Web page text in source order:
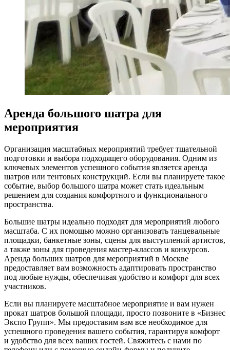
Аренда большого шатра для
мероприятия
Организация масштабных мероприятий требует тщательной
подготовки и выбора подходящего оборудования. Одним из
ключевых элементов успешного события является аренда
шатров или тентовых конструкций. Если вы планируете такое
событие, выбор большого шатра может стать идеальным
решением для создания комфортного и функционального
пространства.
Большие шатры идеально подходят для мероприятий любого
масштаба. С их помощью можно организовать танцевальные
площадки, банкетные зоны, сцены для выступлений артистов,
а также зоны для проведения мастер-классов и конкурсов.
Аренда больших шатров для мероприятий в Москве
предоставляет вам возможность адаптировать пространство
под любые нужды, обеспечивая удобство и комфорт для всех
участников.
Если вы планируете масштабное мероприятие и вам нужен
прокат шатров большой площади, просто позвоните в «Бизнес
Экспо Групп». Мы предоставим вам все необходимое для
успешного проведения вашего события, гарантируя комфорт
и удобство для всех ваших гостей. Свяжитесь с нами по